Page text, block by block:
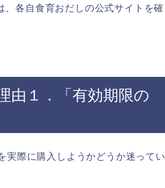
各自食育おだしの公式サイトを確
由１．「有効期限の
実際に購入しようかどうか迷ってい